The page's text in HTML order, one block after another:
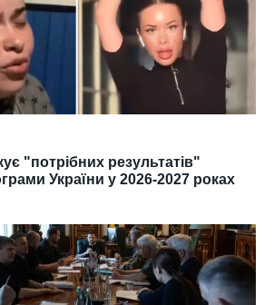
"потрібних результатів"
України у 2026-2027 роках